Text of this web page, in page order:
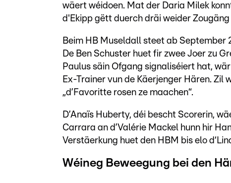
wäert wéidoen. Mat der Daria Milek
d'Ekipp gëtt duerch dräi weider
Beim HB Museldall steet ab September
De Ben Schuster huet fir zwee Joer zu
Paulus säin Ofgang signaliséiert hat,
Ex-Trainer vun de Käerjenger Hären. Zil
„d’Favoritte rosen ze maachen“.
D’Anaïs Huberty, déi bescht Scorerin,
Carrara an d’Valérie Mackel hunn hir
Verstäerkung huet den HBM bis elo
Wéineg Beweegung bei den